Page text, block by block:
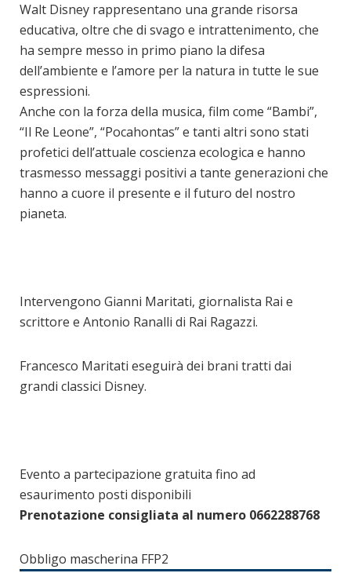
Walt Disney rappresentano una grande risorsa
educativa, oltre che di svago e intrattenimento, che
ha sempre messo in primo piano la difesa
dell’ambiente e l’amore per la natura in tutte le sue
espressioni.
Anche con la forza della musica, film come “Bambi”,
“Il Re Leone”, “Pocahontas” e tanti altri sono stati
profetici dell’attuale coscienza ecologica e hanno
trasmesso messaggi positivi a tante generazioni che
hanno a cuore il presente e il futuro del nostro
pianeta.
Intervengono Gianni Maritati, giornalista Rai e
scrittore e Antonio Ranalli di Rai Ragazzi.
Francesco Maritati eseguirà dei brani tratti dai
grandi classici Disney.
Evento a partecipazione gratuita fino ad
esaurimento posti disponibili
Prenotazione consigliata al numero 0662288768
Obbligo mascherina FFP2